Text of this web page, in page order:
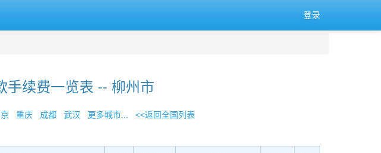
登录
手续费一览表 -- 柳州市
重庆 成都 武汉 更多城市... <<返回全国列表